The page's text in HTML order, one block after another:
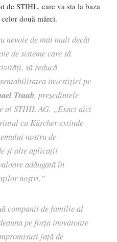
de STIHL, care va sta la baza
două mărci.
de mai mult decât
de sisteme care să
să reducă
investiției pe
Traub, președintele
al STIHL AG. „Exact aici
cu Kärcher extinde
nostru de
şi alte aplicații
adăugată în
noștri.”
companii de familie al
pe forța inovatoare
față de